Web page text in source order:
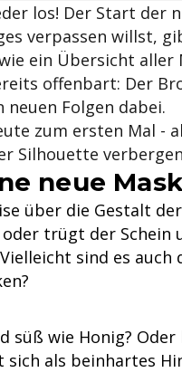
los! Der Start der
verpassen willst,
ein Übersicht aller
offenbart: Der
neuen Folgen dabei.
zum ersten Mal -
Silhouette
neue
über die Gestalt
trügt der Schein
sind es auch
süß wie Honig? Oder
als beinhartes